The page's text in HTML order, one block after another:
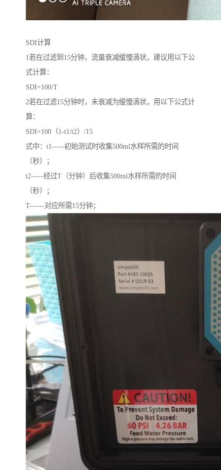
SDI计算
1若在过滤到15分钟，流量衰减缓慢滴状，建议用以下公
式计算：
SDI=100/T
2若在过滤15分钟时，未衰减为缓慢滴状，用以下公式计
算：
SDI=100（1-t1/t2）/15
式中：t1-----初始测试时收集500ml水样所需的时间
（秒）；
t2-----经过T（分钟）后收集500ml水样所需的时间
（秒）；
T------对应所需15分钟；